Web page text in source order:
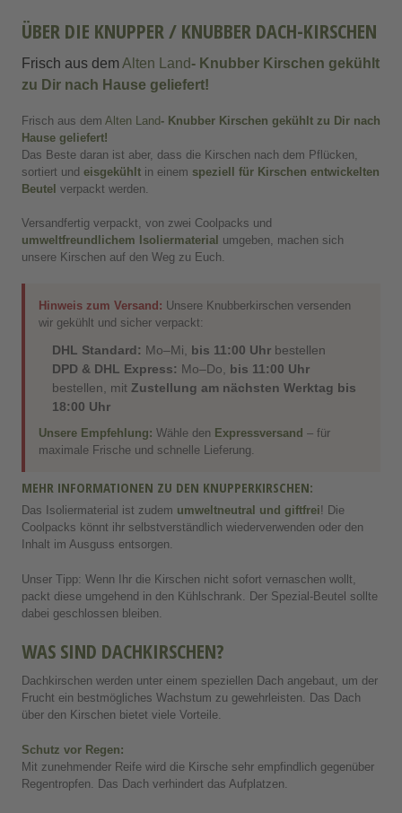
ÜBER DIE KNUPPER / KNUBBER DACH-KIRSCHEN
Frisch aus demAlten Land- Knubber Kirschen gekühlt
zu Dir nach Hause geliefert!
Frisch aus dem Alten Land- Knubber Kirschen gekühlt zu Dir nach
Hause geliefert!
Das Beste daran ist aber, dass die Kirschen nach dem Pflücken,
sortiert und eisgekühlt in einem speziell für Kirschen entwickelten
Beutel verpackt werden.
Versandfertig verpackt, von zwei Coolpacks und
umweltfreundlichem Isoliermaterial umgeben, machen sich
unsere Kirschen auf den Weg zu Euch.
Hinweis zum Versand: Unsere Knubberkirschen versenden
wir gekühlt und sicher verpackt:
DHL Standard: Mo–Mi, bis 11:00 Uhr bestellen
DPD & DHL Express: Mo–Do, bis 11:00 Uhr
bestellen, mit Zustellung am nächsten Werktag bis
18:00 Uhr
Unsere Empfehlung: Wähle den Expressversand – für
maximale Frische und schnelle Lieferung.
MEHR INFORMATIONEN ZU DEN KNUPPERKIRSCHEN:
Das Isoliermaterial ist zudem umweltneutral und giftfrei! Die
Coolpacks könnt ihr selbstverständlich wiederverwenden oder den
Inhalt im Ausguss entsorgen.
Unser Tipp: Wenn Ihr die Kirschen nicht sofort vernaschen wollt,
packt diese umgehend in den Kühlschrank. Der Spezial-Beutel sollte
dabei geschlossen bleiben.
WAS SIND DACHKIRSCHEN?
Dachkirschen werden unter einem speziellen Dach angebaut, um der
Frucht ein bestmögliches Wachstum zu gewehrleisten. Das Dach
über den Kirschen bietet viele Vorteile.
Schutz vor Regen:
Mit zunehmender Reife wird die Kirsche sehr empfindlich gegenüber
Regentropfen. Das Dach verhindert das Aufplatzen.